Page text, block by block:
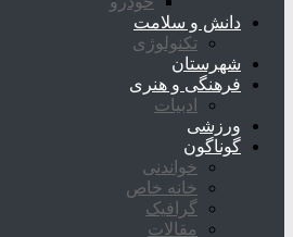
دانش و سلامت
تکنولوژی
شهرستان
فرهنگی و هنری
ادبیات
ورزشی
گوناگون
خواندنی
خانه خاص
گرافیک
مقالات